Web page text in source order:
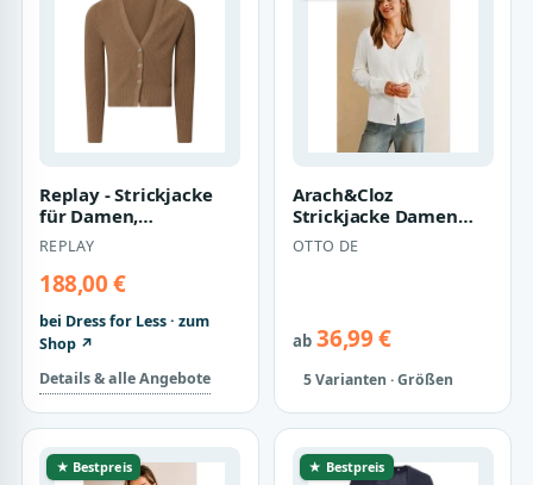
Replay - Strickjacke
für Damen,
Baumwollmischung
(Beige)
REPLAY
188,00 €
bei Dress for Less · zum
Shop ↗
Details & alle Angebote
Arach&Cloz
Strickjacke Damen
Langarm Solid
Strickjacken Leichter
OTTO DE
ab36,99 €
5 Varianten · Größen
★ Bestpreis ★ Bestpreis